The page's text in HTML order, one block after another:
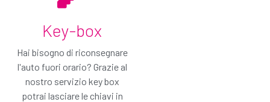
Soli € / giorno
azzera completamente la responsabilità per danni
con Gold Protection. Questo piano copre anche
pneumatici e cristalli.
Key-box
Hai bisogno di riconsegnare
l'auto fuori orario? Grazie al
nostro servizio key box
potrai lasciare le chiavi in